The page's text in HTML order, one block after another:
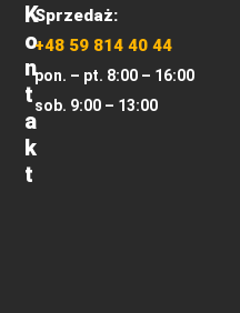
K
O
N
T
A
K
T
Sprzedaż:
+48 59 814 40 44
pon. – pt. 8:00 – 16:00
sob. 9:00 – 13:00